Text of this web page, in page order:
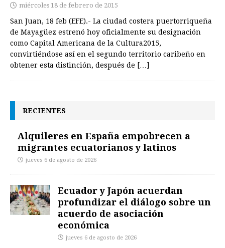
miércoles 18 de febrero de 2015
San Juan, 18 feb (EFE).- La ciudad costera puertorriqueña
de Mayagüez estrenó hoy oficialmente su designación
como Capital Americana de la Cultura2015,
convirtiéndose así en el segundo territorio caribeño en
obtener esta distinción, después de […]
RECIENTES
Alquileres en España empobrecen a
migrantes ecuatorianos y latinos
jueves 6 de agosto de 2026
Ecuador y Japón acuerdan
profundizar el diálogo sobre un
acuerdo de asociación
económica
jueves 6 de agosto de 2026